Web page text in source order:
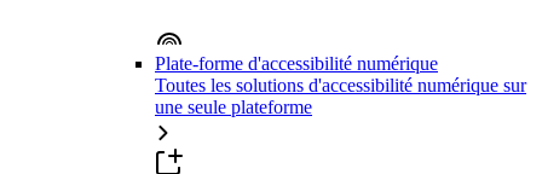
Plate-forme d'accessibilité numérique
Toutes les solutions d'accessibilité numérique sur
une seule plateforme